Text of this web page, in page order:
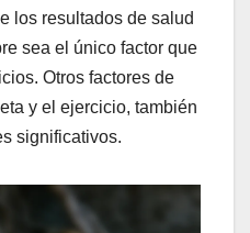
los resultados de salud
sea el único factor que
Otros factores de
y el ejercicio, también
significativos.